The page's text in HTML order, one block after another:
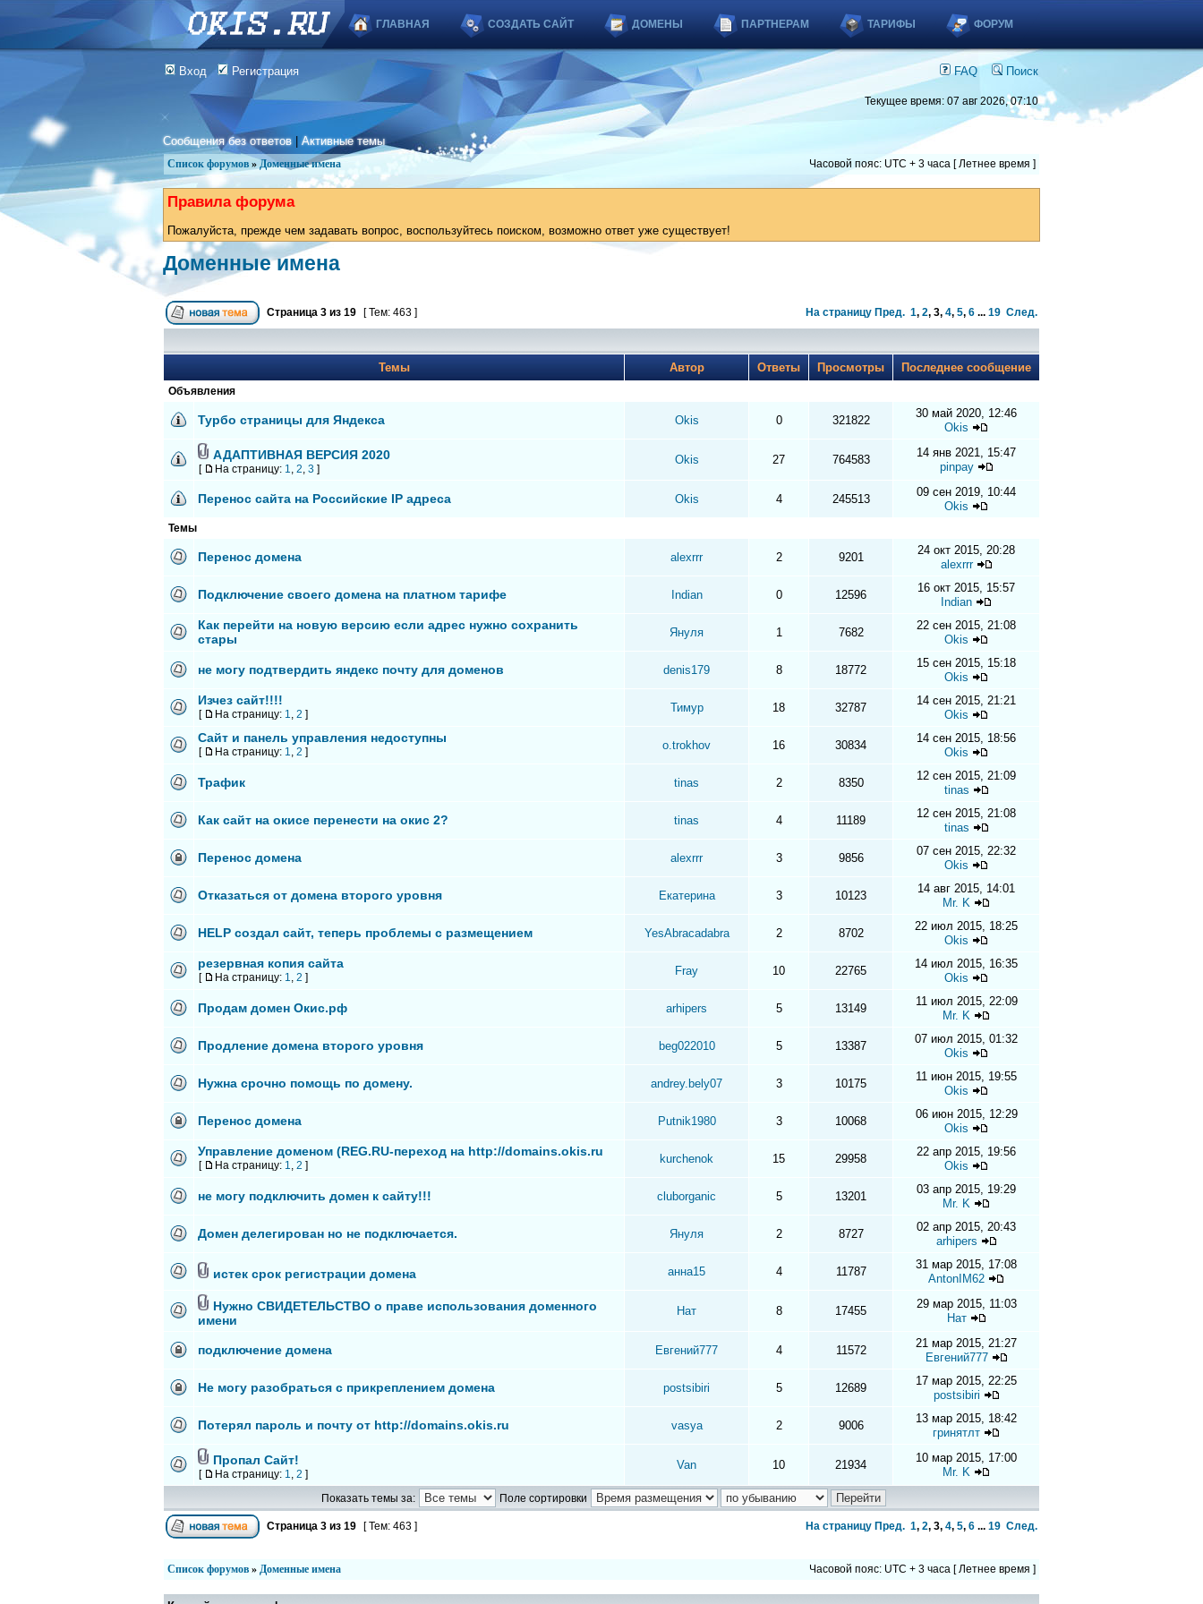
ГЛАВНАЯ СОЗДАТЬ САЙТ ДОМЕНЫ ПАРТНЕРАМ ТАРИФЫ ФОРУМ
Вход Регистрация FAQ Поиск
Текущее время: 07 авг 2026, 07:10
Сообщения без ответов |Активные темы
Список форумов » Доменные имена Часовой пояс: UTC + 3 часа [ Летнее время ]
Правила форума
Пожалуйста, прежде чем задавать вопрос, воспользуйтесь поиском, возможно ответ уже существует!
Доменные имена
Страница 3 из 19 [ Тем: 463 ] На страницу Пред. 1, 2, 3, 4, 5, 6 ... 19 След.
Темы Автор Ответы Просмотры Последнее сообщение
Объявления
Турбо страницы для Яндекса Okis 0 321822
30 май 2020, 12:46
Okis
АДАПТИВНАЯ ВЕРСИЯ 2020
[ На страницу: 1, 2, 3 ]
Okis 27 764583
14 янв 2021, 15:47
pinpay
Перенос сайта на Российские IP адреса Okis 4 245513
09 сен 2019, 10:44
Okis
Темы
Перенос домена alexrrr 2 9201
24 окт 2015, 20:28
alexrrr
Подключение своего домена на платном тарифе Indian 0 12596
16 окт 2015, 15:57
Indian
Как перейти на новую версию если адрес нужно сохранить
стары
Януля 1 7682
22 сен 2015, 21:08
Okis
не могу подтвердить яндекс почту для доменов denis179 8 18772
15 сен 2015, 15:18
Okis
Изчез сайт!!!!
[ На страницу: 1, 2 ] Тимур 18 32787
14 сен 2015, 21:21
Okis
Сайт и панель управления недоступны
[ На страницу: 1, 2 ] o.trokhov 16 30834
14 сен 2015, 18:56
Okis
Трафик tinas 2 8350
12 сен 2015, 21:09
tinas
Как сайт на окисе перенести на окис 2? tinas 4 11189
12 сен 2015, 21:08
tinas
Перенос домена alexrrr 3 9856
07 сен 2015, 22:32
Okis
Отказаться от домена второго уровня Екатерина 3 10123
14 авг 2015, 14:01
Mr. K
HELP создал сайт, теперь проблемы с размещением YesAbracadabra 2 8702
22 июл 2015, 18:25
Okis
резервная копия сайта
[ На страницу: 1, 2 ] Fray 10 22765
14 июл 2015, 16:35
Okis
Продам домен Окис.рф arhipers 5 13149
11 июл 2015, 22:09
Mr. K
Продление домена второго уровня beg022010 5 13387
07 июл 2015, 01:32
Okis
Нужна срочно помощь по домену. andrey.bely07 3 10175
11 июн 2015, 19:55
Okis
Перенос домена Putnik1980 3 10068
06 июн 2015, 12:29
Okis
Управление доменом (REG.RU-переход на http://domains.okis.ru
[ На страницу: 1, 2 ] kurchenok 15 29958
22 апр 2015, 19:56
Okis
не могу подключить домен к сайту!!! cluborganic 5 13201
03 апр 2015, 19:29
Mr. K
Домен делегирован но не подключается. Януля 2 8727
02 апр 2015, 20:43
arhipers
истек срок регистрации домена анна15 4 11787
31 мар 2015, 17:08
AntonIM62
Нужно СВИДЕТЕЛЬСТВО о праве использования доменного
имени
Нат 8 17455
29 мар 2015, 11:03
Нат
подключение домена Евгений777 4 11572
21 мар 2015, 21:27
Евгений777
Не могу разобраться с прикреплением домена postsibiri 5 12689
17 мар 2015, 22:25
postsibiri
Потерял пароль и почту от http://domains.okis.ru vasya 2 9006
13 мар 2015, 18:42
гринятлт
Пропал Сайт!
[ На страницу: 1, 2 ]
Van 10 21934
10 мар 2015, 17:00
Mr. K
Показать темы за: Поле сортировки
Страница 3 из 19 [ Тем: 463 ] На страницу Пред. 1, 2, 3, 4, 5, 6 ... 19 След.
Список форумов » Доменные имена Часовой пояс: UTC + 3 часа [ Летнее время ]